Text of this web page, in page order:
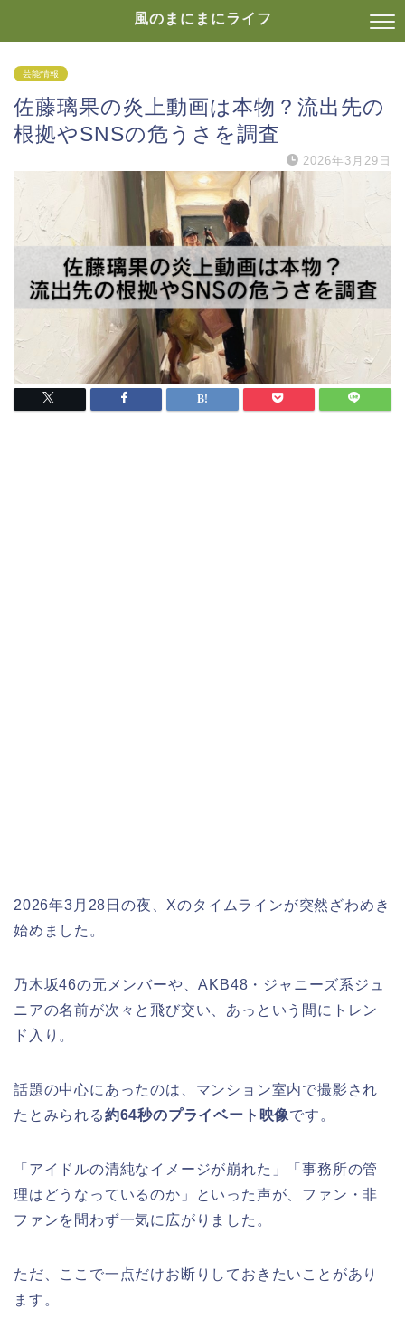
風のまにまにライフ
芸能情報
佐藤璃果の炎上動画は本物？流出先の
根拠やSNSの危うさを調査
2026年3月29日
2026年3月28日の夜、Xのタイムラインが突然ざわめき
始めました。
乃木坂46の元メンバーや、AKB48・ジャニーズ系ジュ
ニアの名前が次々と飛び交い、あっという間にトレン
ド入り。
話題の中心にあったのは、マンション室内で撮影され
たとみられる約64秒のプライベート映像です。
「アイドルの清純なイメージが崩れた」「事務所の管
理はどうなっているのか」といった声が、ファン・非
ファンを問わず一気に広がりました。
ただ、ここで一点だけお断りしておきたいことがあり
ます。